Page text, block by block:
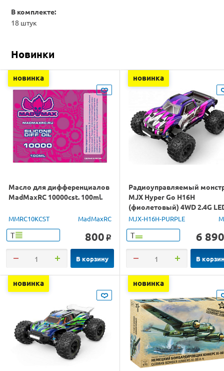
В комплекте:
18 штук
Новинки
новинка
Масло для дифференциалов
MadMaxRC 10000cst. 100ml.
MMRC10KCST MadMaxRC
Т 800 o
В корзину
новинка
Радиоуправляемый
MJX Hyper Go H16H
(фиолетовый) 4WD 2.4G
GPS 1/16 RTR
MJX-H16H-PURPLE
Т 6 890
В
новинка новинка